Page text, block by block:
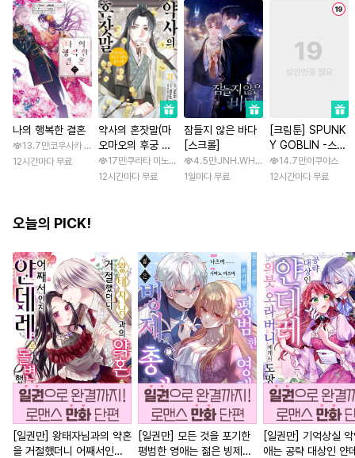
나의 행복한 결혼
13.7만코우사카 리토 / 아기토기 아쿠미
12시간마다 무료
약사의 혼잣말(마
오마오의 후궁 수
수께끼 풀이수첩)
17만쿠라타 미노지 / 휴우가 나츠
12시간마다 무료
잠들지 않은 바다
[스크롤]
4.5만JNH.WH Studio / Lasso
1일마다 무료
[크림툰] SPUNK
Y GOBLIN -스펑
키 고블린- [스크
롤]
14.7만이쿠야스
12시간마다 무료
오늘의 PICK!
[일권만] 왕태자님과의 약혼
을 거절했더니 어째서인지
[일권만] 모든 것을 포기한
평범한 영애는 젊은 빙제의
[일권만] 기억상실
애는 공략 대상인 얀